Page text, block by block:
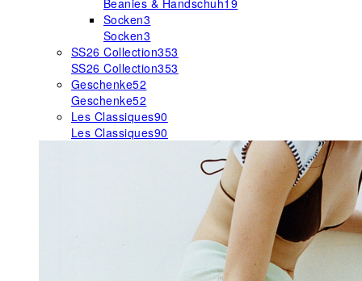
Beanies & Handschuh19
Socken3
Socken3
SS26 Collection353
SS26 Collection353
Geschenke52
Geschenke52
Les Classiques90
Les Classiques90